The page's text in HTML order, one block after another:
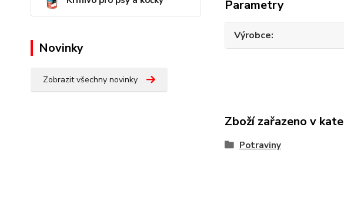
Novinky
Zobrazit všechny novinky
Parametry
Výrobce
Zboží zařazeno v
Potraviny